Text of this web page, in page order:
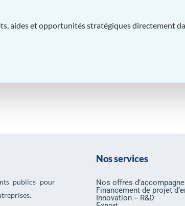
aides et opportunités stratégiques directement
publics pour
Nos services
Nos offres
Financement de projet
Innovation -- R&D